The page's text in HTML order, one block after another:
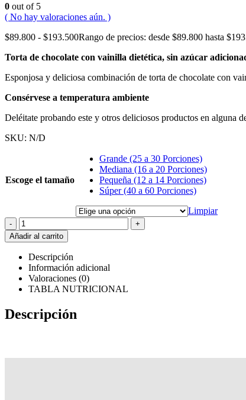
0 out of 5
( No hay valoraciones aún. )
$89.800 - $193.500Rango de precios: desde $89.800 hasta
Torta de chocolate con vainilla dietética, sin azúcar
Esponjosa y deliciosa combinación de torta de chocolate con
Consérvese a temperatura ambiente
Deléitate probando este y otros deliciosos productos en alguna
SKU: N/D
Escoge el tamaño
Grande (25 a 30 Porciones)
Mediana (16 a 20 Porciones)
Pequeña (12 a 14 Porciones)
Súper (40 a 60 Porciones)
Limpiar
-
+
Añadir al carrito
Descripción
Información adicional
Valoraciones (0)
TABLA NUTRICIONAL
Descripción